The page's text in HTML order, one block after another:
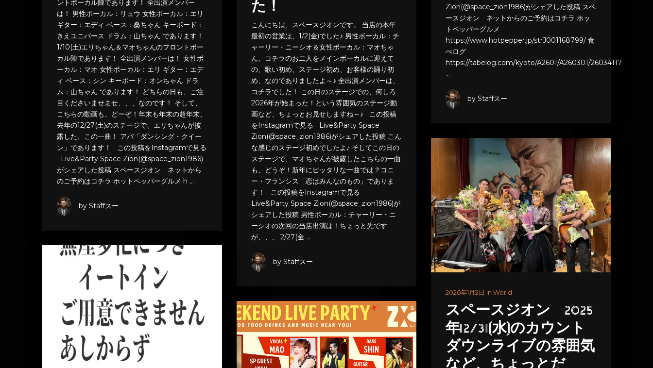
Zion(@space_zion1986)がシェアした投稿 スペ
ースジオン ネットからのご予約はコチラ ホッ
トペッパーグルメ
https://www.hotpepper.jp/strJ001168799/ 食
べログ
https://tabelog.com/kyoto/A2601/A260301/26034117
…
by Staffスー
ントボーカル陣であります！ 全出演メンバー
は！ 男性ボーカル：リュウ 女性ボーカル：エリ
ギター：エディ ベース：桑ちゃん キーボード：
きえユニバース ドラム：山ちゃん であります！
1/10(土)エリちゃん＆マオちゃんのフロントボー
カル陣であります！ 全出演メンバーは！ 女性ボ
ーカル：マオ 女性ボーカル：エリ ギター：エデ
ィ ベース：シン キーボード：オンちゃん ドラ
ム：山ちゃん であります！ どちらの日も、ご注
目くださいませませ、、、なのです！ そして、
こちらの動画も、どーぞ！年末も年末の超年末、
去年の12/27(土)のステージで、エリちゃんが披
露した、この一曲！ アバ「ダンシング・クイー
ン」であります！ この投稿をInstagramで見る
Live&Party Space Zion(@space_zion1986)
がシェアした投稿 スペースジオン ネットから
のご予約はコチラ ホットペッパーグルメ h …
by Staffスー
た！
こんにちは、スペースジオンです。 当店の本年
最初の営業は、1/2(金)でした♪ 男性ボーカル：チ
ャーリー・ニーシオ＆女性ボーカル：マオちゃ
ん、コチラのお二人をメインボーカルに迎えて
の、歌い初め、ステージ初め、お客様の踊り初
め、なのでありましたよ～♪ 全出演メンバーは、
コチラでした！ この日のステージでの、何しろ
2026年が始まった！という雰囲気のステージ動
画など、ちょっとお見せしますね～♪ この投稿
をInstagramで見る Live&Party Space
Zion(@space_zion1986)がシェアした投稿 こん
な感じのステージ初めでしたよ♪ そしてこの日の
ステージで、マオちゃんが披露したこちらの一曲
も、どうぞ！新年にピッタリな一曲では？コニ
ー・フランシス「恋はみんなのもの」でありま
す！ この投稿をInstagramで見る
Live&Party Space Zion(@space_zion1986)が
シェアした投稿 男性ボーカル：チャーリー・ニ
ーシオの次回の当店出演は！ちょっと先です
が、、、 2/27(金 …
by Staffスー
2026年1月2日 in World
スペースジオン 2025
年12/31(水)のカウント
ダウンライブの雰囲気